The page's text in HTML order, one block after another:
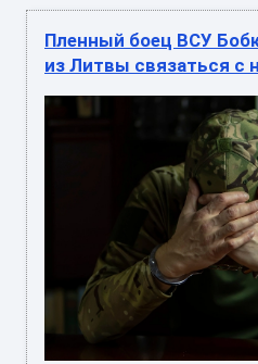
Пленный боец ВСУ
из Литвы связаться с